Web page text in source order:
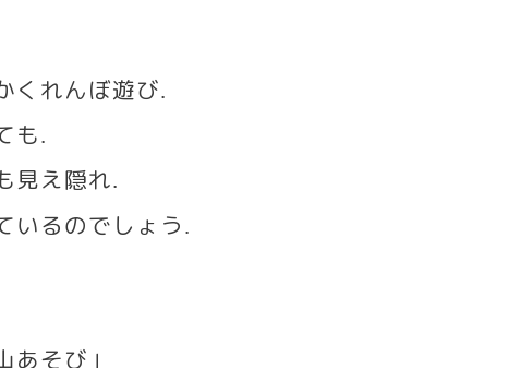
くれんぼ遊び.
も.
見え隠れ.
いるのでしょう .
そび」